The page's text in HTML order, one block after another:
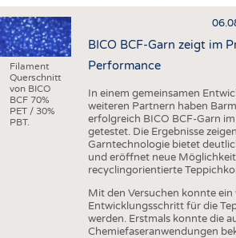
HAUS- UND HEIMTEXTILIEN
BEKLEIDUNG
TESTS
BUSINESS
UNTERNEHMEN
AUSSCHREIBUNGEN
DTV AUSSCHREIBUNGSDIENST
Filament
Querschnitt
von BICO
BCF 70%
PET / 30%
PBT.
BICO BCF-Garn zeigt im
Performance
In einem gemeinsamen
weiteren Partnern haben
erfolgreich BICO BCF-Garn
getestet. Die Ergebnisse
Garntechnologie bietet
und eröffnet neue
recyclingorientierte
Mit den Versuchen konnte
Entwicklungsschritt für die
werden. Erstmals konnte die
Chemiefaseranwendungen